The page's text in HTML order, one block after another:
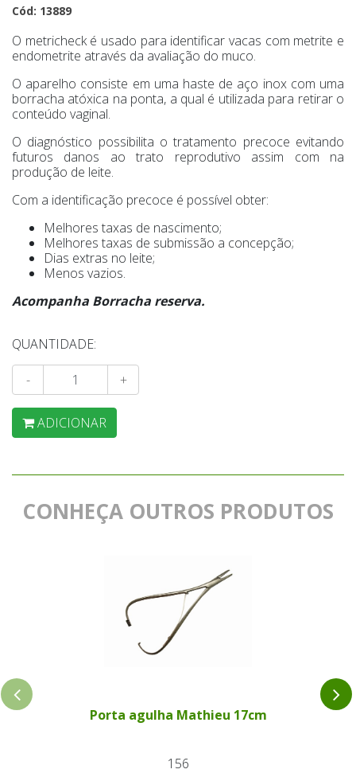
Cód: 13889
O metricheck é usado para identificar vacas com metrite e
endometrite através da avaliação do muco.
O aparelho consiste em uma haste de aço inox com uma
borracha atóxica na ponta, a qual é utilizada para retirar o
conteúdo vaginal.
O diagnóstico possibilita o tratamento precoce evitando
futuros danos ao trato reprodutivo assim com na
produção de leite.
Com a identificação precoce é possível obter:
Melhores taxas de nascimento;
Melhores taxas de submissão a concepção;
Dias extras no leite;
Menos vazios.
Acompanha Borracha reserva.
QUANTIDADE:
- +
ADICIONAR
CONHEÇA OUTROS PRODUTOS
Porta agulha Mathieu 17cm
156